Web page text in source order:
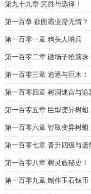
第九十九章 完胜与选择！
第一百章 欲图霸业需无情？
第一百零一章 狗头人哨兵
第一百零二章 砸场子抢脑珠
第一百零三章 追逐与巨木！
第一百零四章 树洞迷宫与诡
第一百零五章 巨型变异树蛆
第一百零六章 智取变异树蛆
第一百零七章 晋升四级与遗
第一百零八章 树灵族秘史！
第一百零九章 制作玉石钱币